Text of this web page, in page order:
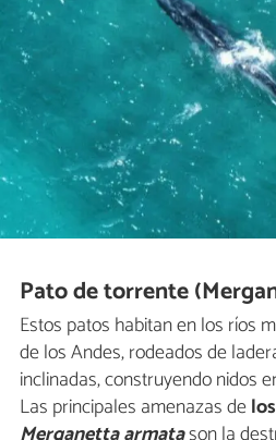
Pato de torrente
Estos patos habitan en los ríos
de los Andes, rodeados de
inclinadas, construyendo nidos
Las principales amenazas de